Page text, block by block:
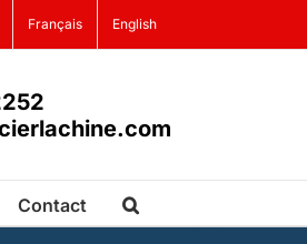
Français English
Contact